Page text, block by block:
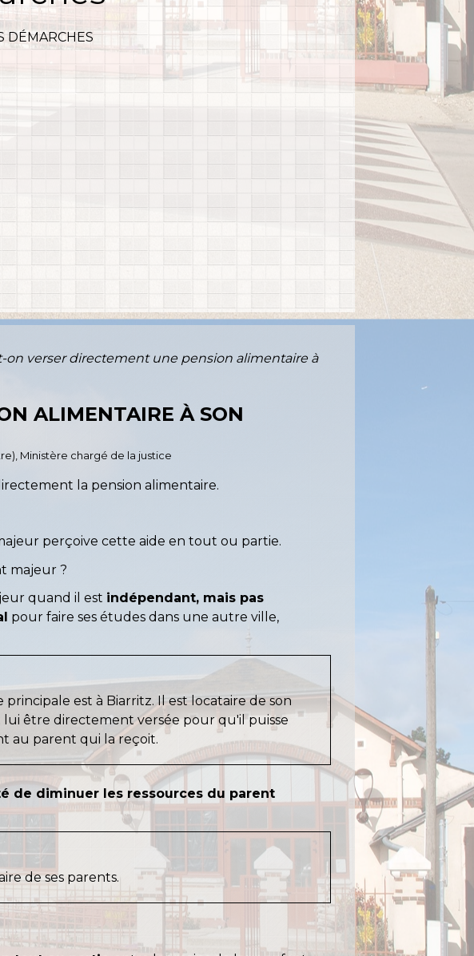
DÉMARCHES
on verser directement une pension alimentaire à
ALIMENTAIRE À SON
Ministère chargé de la justice
la pension alimentaire.
perçoive cette aide en tout ou partie.
majeur ?
quand il est indépendant, mais pas
pour faire ses études dans une autre ville,
est à Biarritz. Il est locataire de son
lui être directement versée pour qu'il puisse
au parent qui la reçoit.
de diminuer les ressources du parent
de ses parents.